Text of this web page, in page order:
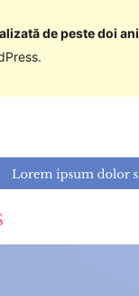
de peste doi ani